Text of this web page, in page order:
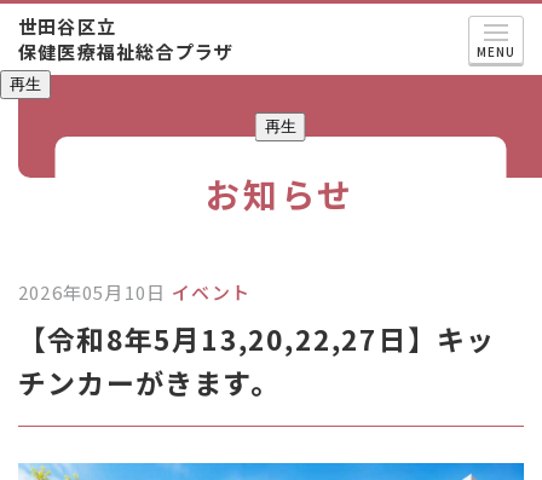
世田谷区立
保健医療福祉総合プラザ
MENU
再生
再生
お知らせ
2026年05月10日 イベント
【令和8年5月13,20,22,27日】キッ
チンカーがきます。